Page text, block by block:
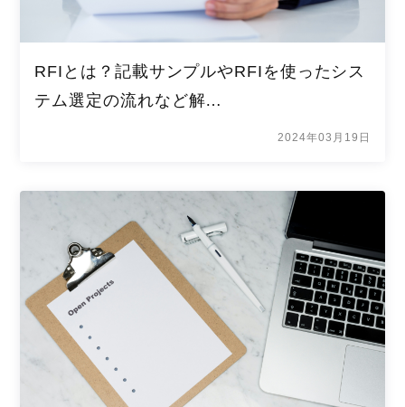
RFIとは？記載サンプルやRFIを使ったシス
テム選定の流れなど解…
2024年03月19日